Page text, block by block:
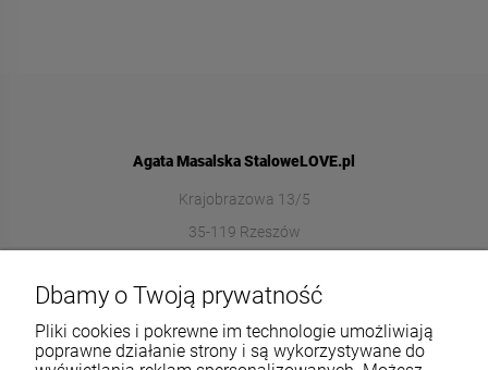
Agata Masalska StaloweLOVE.pl
Krajobrazowa 13/5
35-119 Rzeszów
572989669
Dbamy o Twoją prywatność
Pliki cookies i pokrewne im technologie umożliwiają
poprawne działanie strony i są wykorzystywane do